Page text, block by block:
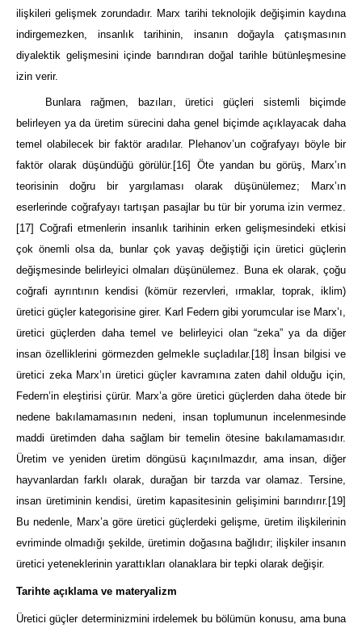
ilişkileri gelişmek zorundadır. Marx tarihi teknolojik değişimin kaydına
indirgemezken, insanlık tarihinin, insanın doğayla çatışmasının
diyalektik gelişmesini içinde barındıran doğal tarihle bütünleşmesine
izin verir.
Bunlara rağmen, bazıları, üretici güçleri sistemli biçimde
belirleyen ya da üretim sürecini daha genel biçimde açıklayacak daha
temel olabilecek bir faktör aradılar. Plehanov’un coğrafyayı böyle bir
faktör olarak düşündüğü görülür. [16] Öte yandan bu görüş, Marx’ın
teorisinin doğru bir yargılaması olarak düşünülemez; Marx’ın
eserlerinde coğrafyayı tartışan pasajlar bu tür bir yoruma izin vermez.
[17] Coğrafi etmenlerin insanlık tarihinin erken gelişmesindeki etkisi
çok önemli olsa da, bunlar çok yavaş değiştiği için üretici güçlerin
değişmesinde belirleyici olmaları düşünülemez. Buna ek olarak, çoğu
coğrafi ayrıntının kendisi (kömür rezervleri, ırmaklar, toprak, iklim)
üretici güçler kategorisine girer. Karl Federn gibi yorumcular ise Marx’ı,
üretici güçlerden daha temel ve belirleyici olan “zeka” ya da diğer
insan özelliklerini görmezden gelmekle suçladılar. [18] İnsan bilgisi ve
üretici zeka Marx’ın üretici güçler kavramına zaten dahil olduğu için,
Federn’in eleştirisi çürür. Marx’a göre üretici güçlerden daha ötede bir
nedene bakılamamasının nedeni, insan toplumunun incelenmesinde
maddi üretimden daha sağlam bir temelin ötesine bakılamamasıdır.
Üretim ve yeniden üretim döngüsü kaçınılmazdır, ama insan, diğer
hayvanlardan farklı olarak, durağan bir tarzda var olamaz. Tersine,
insan üretiminin kendisi, üretim kapasitesinin gelişimini barındırır. [19]
Bu nedenle, Marx’a göre üretici güçlerdeki gelişme, üretim ilişkilerinin
evriminde olmadığı şekilde, üretimin doğasına bağlıdır; ilişkiler insanın
üretici yeteneklerinin yarattıkları olanaklara bir tepki olarak değişir.
Tarihte açıklama ve materyalizm
Üretici güçler determinizmini irdelemek bu bölümün konusu, ama buna